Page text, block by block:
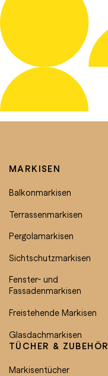
MARKISEN
Balkonmarkisen
Terrassenmarkisen
Pergolamarkisen
Sichtschutzmarkisen
Fenster- und
Fassadenmarkisen
Freistehende Markisen
Glasdachmarkisen
TÜCHER & ZUBEHÖR
Markisentücher